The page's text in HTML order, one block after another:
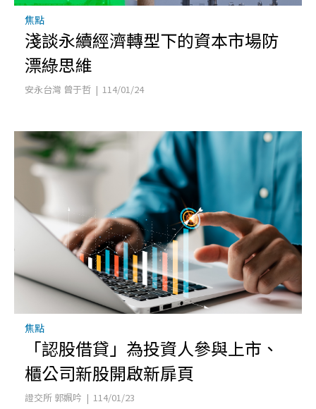
焦點
淺談永續經濟轉型下的資本市場防
漂綠思維
安永台灣 曾于哲 | 114/01/24
焦點
「認股借貸」為投資人參與上市、
櫃公司新股開啟新扉頁
證交所 郭姵吟 | 114/01/23